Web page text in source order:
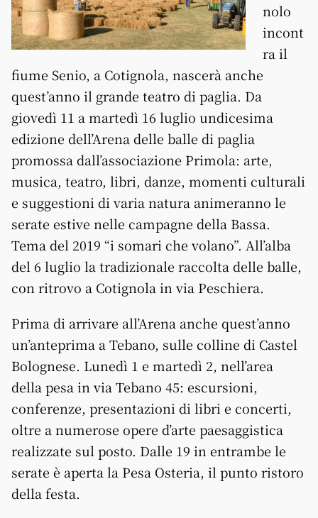
nolo
incont
ra il
fiume Senio, a Cotignola, nascerà anche
quest’anno il grande teatro di paglia. Da
giovedì 11 a martedì 16 luglio undicesima
edizione dell’Arena delle balle di paglia
promossa dall’associazione Primola: arte,
musica, teatro, libri, danze, momenti culturali
e suggestioni di varia natura animeranno le
serate estive nelle campagne della Bassa.
Tema del 2019 “i somari che volano”. All’alba
del 6 luglio la tradizionale raccolta delle balle,
con ritrovo a Cotignola in via Peschiera.
Prima di arrivare all’Arena anche quest’anno
un’anteprima a Tebano, sulle colline di Castel
Bolognese. Lunedì 1 e martedì 2, nell’area
della pesa in via Tebano 45: escursioni,
conferenze, presentazioni di libri e concerti,
oltre a numerose opere d’arte paesaggistica
realizzate sul posto. Dalle 19 in entrambe le
serate è aperta la Pesa Osteria, il punto ristoro
della festa.